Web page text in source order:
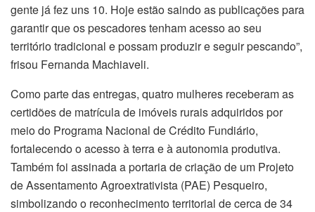
gente já fez uns 10. Hoje estão saindo as publicações para
garantir que os pescadores tenham acesso ao seu
território tradicional e possam produzir e seguir pescando”,
frisou Fernanda Machiaveli.
Como parte das entregas, quatro mulheres receberam as
certidões de matrícula de imóveis rurais adquiridos por
meio do Programa Nacional de Crédito Fundiário,
fortalecendo o acesso à terra e à autonomia produtiva.
Também foi assinada a portaria de criação de um Projeto
de Assentamento Agroextrativista (PAE) Pesqueiro,
simbolizando o reconhecimento territorial de cerca de 34